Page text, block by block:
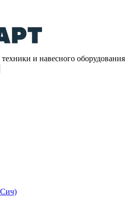
и навесного оборудования